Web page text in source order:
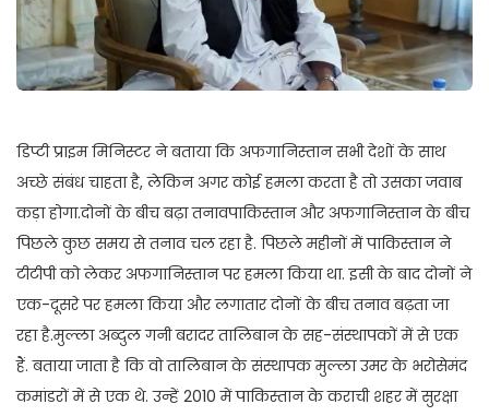
डिप्टी प्राइम मिनिस्टर ने बताया कि अफगानिस्तान सभी देशों के साथ
अच्छे संबंध चाहता है, लेकिन अगर कोई हमला करता है तो उसका जवाब
कड़ा होगा.दोनों के बीच बढ़ा तनावपाकिस्तान और अफगानिस्तान के बीच
पिछले कुछ समय से तनाव चल रहा है. पिछले महीनों में पाकिस्तान ने
टीटीपी को लेकर अफगानिस्तान पर हमला किया था. इसी के बाद दोनों ने
एक-दूसरे पर हमला किया और लगातार दोनों के बीच तनाव बढ़ता जा
रहा है.मुल्ला अब्दुल गनी बरादर तालिबान के सह-संस्थापकों में से एक
हैं. बताया जाता है कि वो तालिबान के संस्थापक मुल्ला उमर के भरोसेमंद
कमांडरों में से एक थे. उन्हें 2010 में पाकिस्तान के कराची शहर में सुरक्षा